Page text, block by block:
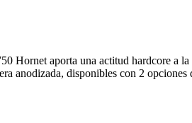
Hornet aporta una actitud hardcore a
anodizada, disponibles con 2